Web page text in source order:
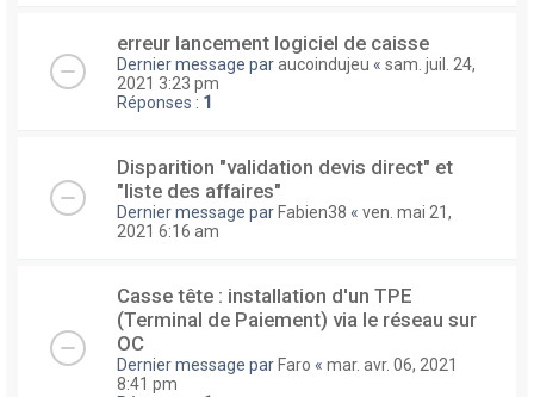
erreur lancement logiciel de caisse
Dernier message paraucoindujeu « sam. juil. 24,
2021 3:23 pm
Réponses : 1
Disparition "validation devis direct" et
"liste des affaires"
Dernier message parFabien38 « ven. mai 21,
2021 6:16 am
Casse tête : installation d'un TPE
(Terminal de Paiement) via le réseau sur
OC
Dernier message parFaro « mar. avr. 06, 2021
8:41 pm